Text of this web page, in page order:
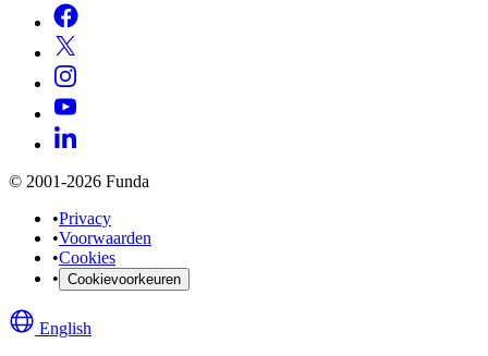
© 2001-2026 Funda
•Privacy
•Voorwaarden
•Cookies
• Cookievoorkeuren
English